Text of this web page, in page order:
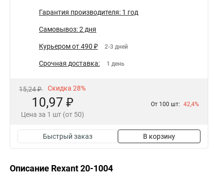
Гарантия производителя: 1 год
Самовывоз: 2 дня
Курьером от 490 ₽ 2-3 дней
Срочная доставка: 1 день
15,24 ₽ Скидка 28%
10,97 ₽
Цена за 1 шт (от 50)
От 100 шт: 42,4%
Быстрый заказ В корзину
Описание Rexant 20-1004